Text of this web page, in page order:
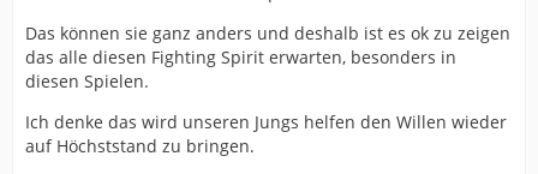
Das können sie ganz anders und deshalb ist es ok zu zeigen
das alle diesen Fighting Spirit erwarten, besonders in
diesen Spielen.
Ich denke das wird unseren Jungs helfen den Willen wieder
auf Höchststand zu bringen.